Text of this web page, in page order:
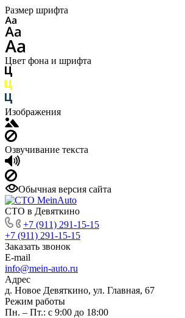
Размер шрифта
Цвет фона и шрифта
Изображения
Озвучивание текста
Обычная версия сайта
СТО в Девяткино
+7 (911) 291-15-15
+7 (911) 291-15-15
Заказать звонок
E-mail
info@mein-auto.ru
Адрес
д. Новое Девяткино, ул. Главная, 67
Режим работы
Пн. – Пт.: с 9:00 до 18:00